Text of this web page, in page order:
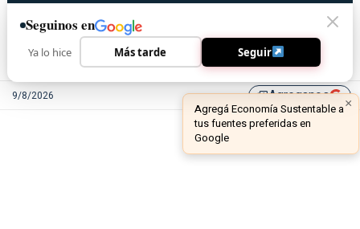
9/8/2026 library_addAgreganos
Seguinos en
Ya lo hice Más tarde Seguir